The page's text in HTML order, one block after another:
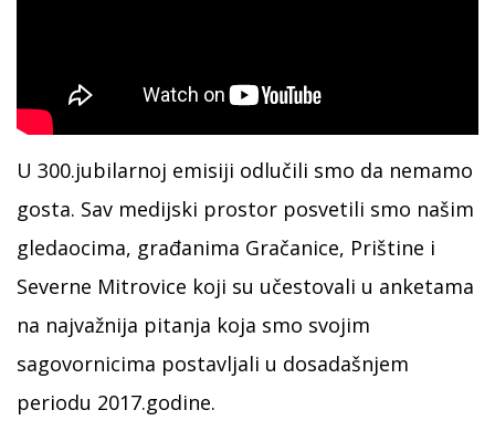
U 300.jubilarnoj emisiji odlučili smo da nemamo
gosta. Sav medijski prostor posvetili smo našim
gledaocima, građanima Gračanice, Prištine i
Severne Mitrovice koji su učestovali u anketama
na najvažnija pitanja koja smo svojim
sagovornicima postavljali u dosadašnjem
periodu 2017.godine.